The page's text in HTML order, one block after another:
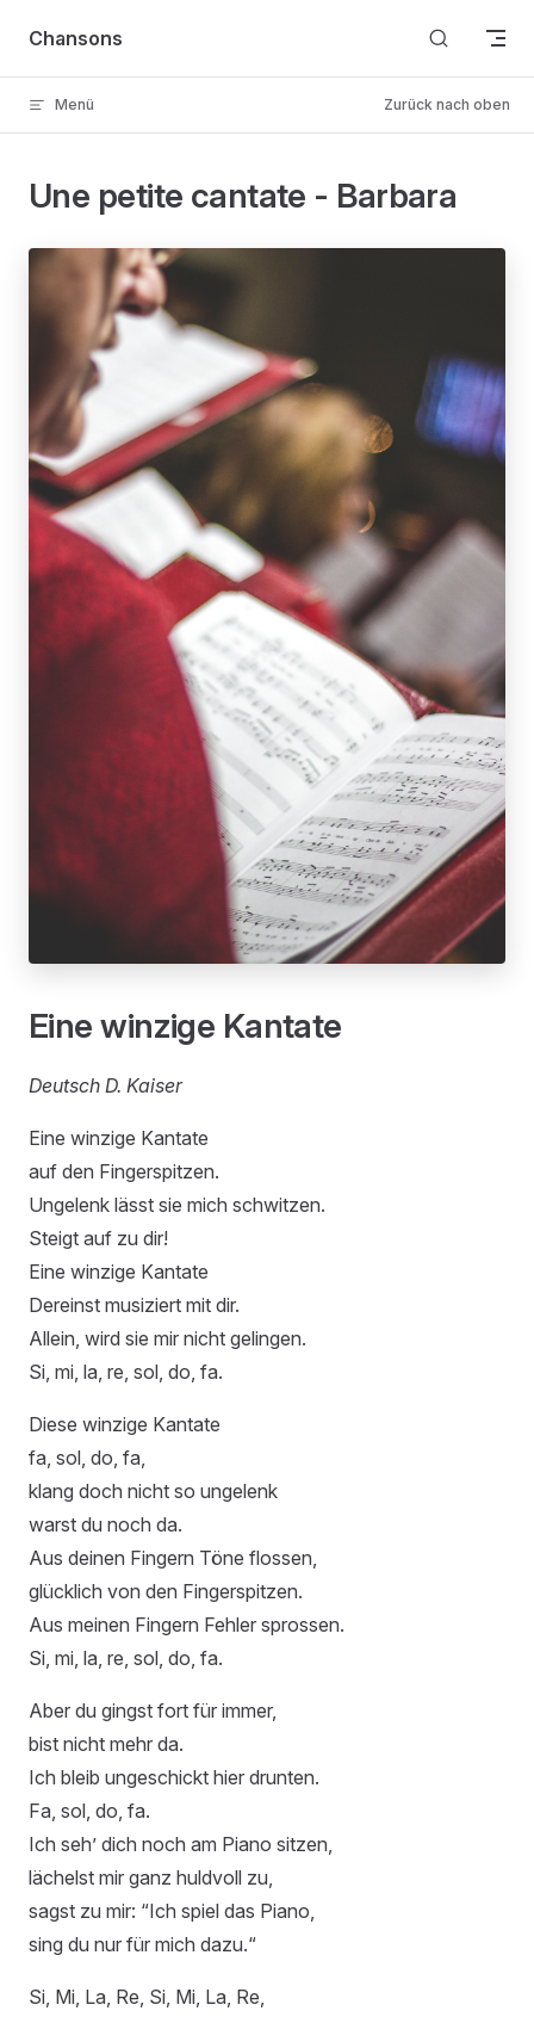
Skip to content
Chansons
Menü Zurück nach oben
Une petite cantate - Barbara
Eine winzige Kantate
Deutsch D. Kaiser
Eine winzige Kantate
auf den Fingerspitzen.
Ungelenk lässt sie mich schwitzen.
Steigt auf zu dir!
Eine winzige Kantate
Dereinst musiziert mit dir.
Allein, wird sie mir nicht gelingen.
Si, mi, la, re, sol, do, fa.
Diese winzige Kantate
fa, sol, do, fa,
klang doch nicht so ungelenk
warst du noch da.
Aus deinen Fingern Töne flossen,
glücklich von den Fingerspitzen.
Aus meinen Fingern Fehler sprossen.
Si, mi, la, re, sol, do, fa.
Aber du gingst fort für immer,
bist nicht mehr da.
Ich bleib ungeschickt hier drunten.
Fa, sol, do, fa.
Ich seh’ dich noch am Piano sitzen,
lächelst mir ganz huldvoll zu,
sagst zu mir: “Ich spiel das Piano,
sing du nur für mich dazu.“
Si, Mi, La, Re, Si, Mi, La, Re,